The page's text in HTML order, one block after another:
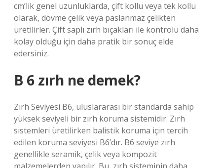
cm’lik genel uzunluklarda, çift kollu veya tek kollu
olarak, dövme çelik veya paslanmaz çelikten
üretilirler. Çift saplı zırh bıçakları ile kontrolü daha
kolay olduğu için daha pratik bir sonuç elde
edersiniz.
B 6 zırh ne demek?
Zırh Seviyesi B6, uluslararası bir standarda sahip
yüksek seviyeli bir zırh koruma sistemidir. Zırh
sistemleri üretilirken balistik koruma için tercih
edilen koruma seviyesi B6’dır. B6 seviye zırh
genellikle seramik, çelik veya kompozit